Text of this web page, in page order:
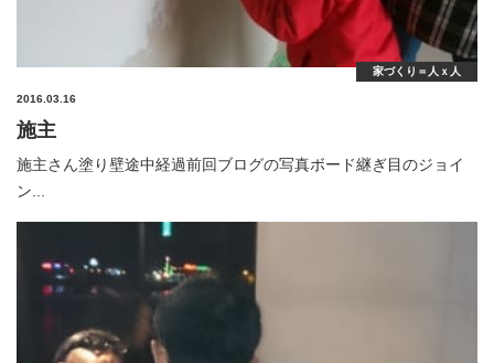
2016.03.16
家づくり＝人ｘ人
施主
施主さん塗り壁途中経過前回ブログの写真ボード継ぎ目のジョイ
ン...